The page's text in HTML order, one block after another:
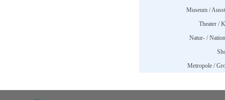
Museum /
Theater /
Natur- /
Metropole /